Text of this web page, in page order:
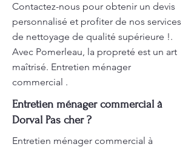
Contactez-nous pour obtenir un devis
personnalisé et profiter de nos services
de nettoyage de qualité supérieure !.
Avec Pomerleau, la propreté est un art
maîtrisé. Entretien ménager
commercial .
Entretien ménager commercial à
Dorval Pas cher ?
Entretien ménager commercial à